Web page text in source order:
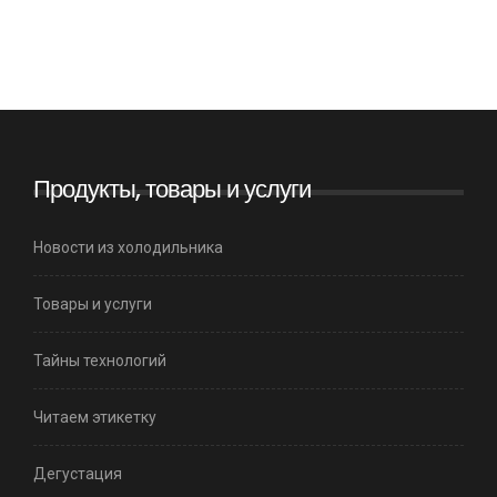
Продукты, товары и услуги
Новости из холодильника
Товары и услуги
Тайны технологий
Читаем этикетку
Дегустация